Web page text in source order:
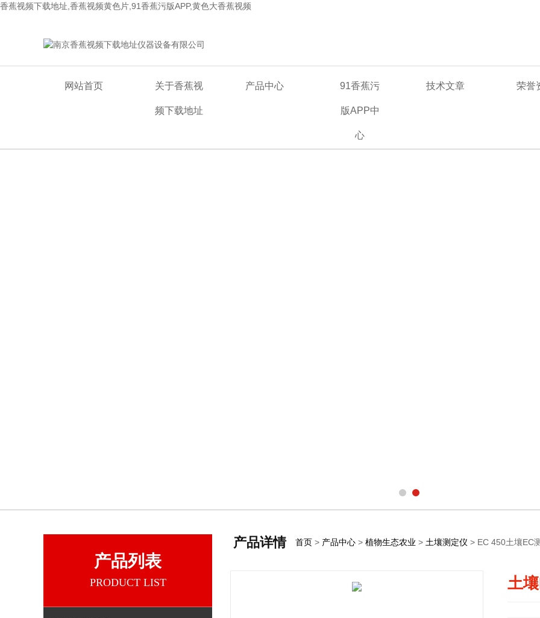
香蕉视频下载地址,香蕉视频黄色片,91香蕉污版APP,黄色大香蕉视频
网站首页 关于香蕉视
频下载地址
产品中心 91香蕉污
版APP中
心
技术文章 荣誉
产品列表
PRODUCT LIST
产品详情 首页 > 产品中心 > 植物生态农业 > 土壤测定仪 > EC 450土壤EC
土